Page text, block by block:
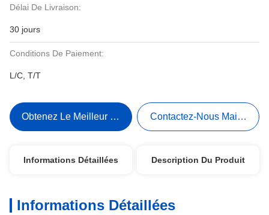
Délai De Livraison:
30 jours
Conditions De Paiement:
L/C, T/T
Obtenez Le Meilleur Prix Contactez-Nous Maintenant
Informations Détaillées Description Du Produit
Informations Détaillées